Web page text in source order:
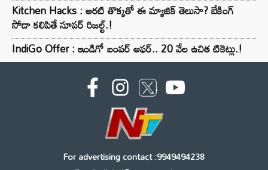
Kitchen Hacks : అరటి తొక్కతో ఈ మ్యాజిక్ తెలుసా? బేకింగ్
సోడా కలిపితే సూపర్ రిజల్ట్.!
IndiGo Offer : ఇండిగో బంపర్ ఆఫర్.. 20 వేల ఉచిత టికెట్లు.!
For advertising contact :9949494238